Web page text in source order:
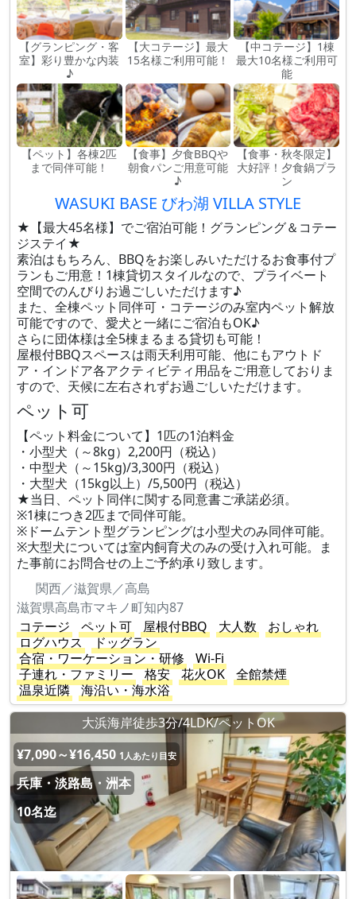
【グランピング・客
室】彩り豊かな内装
♪
【大コテージ】最大
15名様ご利用可能！
【中コテージ】1棟
最大10名様ご利用可
能
【ペット】各棟2匹
まで同伴可能！
【食事】夕食BBQや
朝食パンご用意可能
♪
【食事・秋冬限定】
大好評！夕食鍋プラ
ン
WASUKI BASE びわ湖 VILLA STYLE
★【最大45名様】でご宿泊可能！グランピング＆コテー
ジステイ★
素泊はもちろん、BBQをお楽しみいただけるお食事付プ
ランもご用意！1棟貸切スタイルなので、プライベート
空間でのんびりお過ごしいただけます♪
また、全棟ペット同伴可・コテージのみ室内ペット解放
可能ですので、愛犬と一緒にご宿泊もOK♪
さらに団体様は全5棟まるまる貸切も可能！
屋根付BBQスペースは雨天利用可能、他にもアウトド
ア・インドア各アクティビティ用品をご用意しておりま
すので、天候に左右されずお過ごしいただけます。
ペット可
【ペット料金について】1匹の1泊料金
・小型犬（～8kg）2,200円（税込）
・中型犬（～15kg)/3,300円（税込）
・大型犬（15kg以上）/5,500円（税込）
★当日、ペット同伴に関する同意書ご承諾必須。
※1棟につき2匹まで同伴可能。
※ドームテント型グランピングは小型犬のみ同伴可能。
※大型犬については室内飼育犬のみの受け入れ可能。ま
た事前にお問合せの上ご予約承り致します。
関西／滋賀県／高島
滋賀県高島市マキノ町知内87
コテージ
ペット可 屋根付BBQ 大人数
おしゃれ
ログハウス
ドッグラン
合宿・ワーケーション・研修
Wi-Fi
子連れ・ファミリー
格安 花火OK
全館禁煙
温泉近隣
海沿い・海水浴
大浜海岸徒歩3分/4LDK/ペットOK
¥7,090～¥16,450 1人あたり目安
兵庫・淡路島・洲本
10名迄